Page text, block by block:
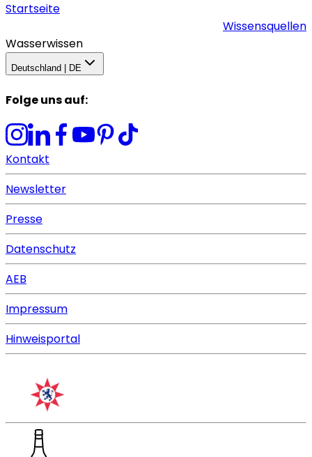
Startseite
Wissensquellen
Wasserwissen
Deutschland | DE
Folge uns auf:
Kontakt
Newsletter
Presse
Datenschutz
AEB
Impressum
Hinweisportal